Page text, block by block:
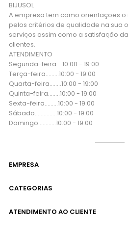
BIJUSOL
A empresa tem como orientações
pelos critérios de qualidade na sua
serviços assim como a satisfação
clientes.
ATENDIMENTO
Segunda-feira....10:00 - 19:00
Terça-feira....…..10:00 - 19:00
Quarta-feira...…..10:00 - 19:00
Quinta-feira..…...10:00 - 19:00
Sexta-feira...…...10:00 - 19:00
Sábado..….….…..10:00 - 19:00
Domingo..….…...10:00 - 19:00
EMPRESA
CATEGORIAS
ATENDIMENTO AO CLIENTE